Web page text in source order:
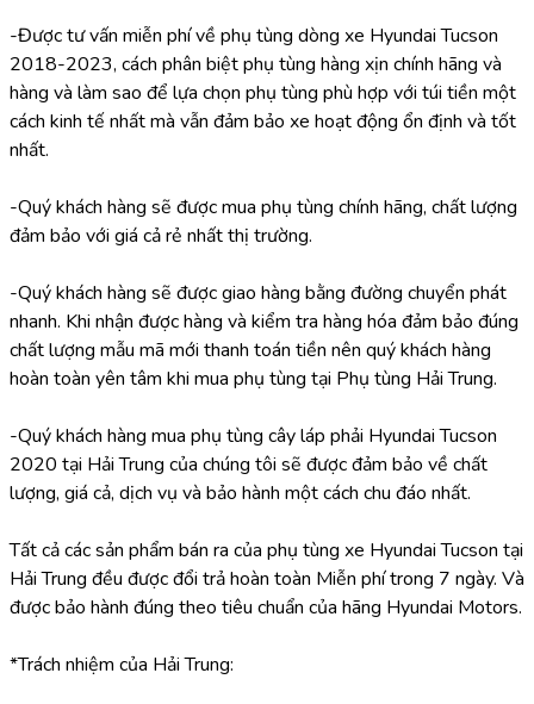
-Được tư vấn miễn phí về phụ tùng dòng xe Hyundai Tucson
2018-2023, cách phân biệt phụ tùng hàng xịn chính hãng và
hàng và làm sao để lựa chọn phụ tùng phù hợp với túi tiền một
cách kinh tế nhất mà vẫn đảm bảo xe hoạt động ổn định và tốt
nhất.
-Quý khách hàng sẽ được mua phụ tùng chính hãng, chất lượng
đảm bảo với giá cả rẻ nhất thị trường.
-Quý khách hàng sẽ được giao hàng bằng đường chuyển phát
nhanh. Khi nhận được hàng và kiểm tra hàng hóa đảm bảo đúng
chất lượng mẫu mã mới thanh toán tiền nên quý khách hàng
hoàn toàn yên tâm khi mua phụ tùng tại Phụ tùng Hải Trung.
-Quý khách hàng mua phụ tùng cây láp phải Hyundai Tucson
2020 tại Hải Trung của chúng tôi sẽ được đảm bảo về chất
lượng, giá cả, dịch vụ và bảo hành một cách chu đáo nhất.
Tất cả các sản phẩm bán ra của phụ tùng xe Hyundai Tucson tại
Hải Trung đều được đổi trả hoàn toàn Miễn phí trong 7 ngày. Và
được bảo hành đúng theo tiêu chuẩn của hãng Hyundai Motors.
*Trách nhiệm của Hải Trung: